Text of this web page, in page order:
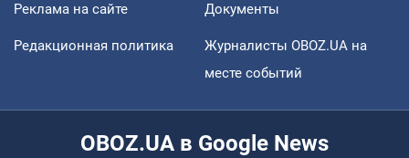
Реклама на сайте Документы
Редакционная политика
Журналисты OBOZ.UA на
месте событий
OBOZ.UA в Google News